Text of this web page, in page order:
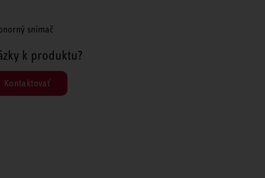
snímač
k produktu?
Kontaktovať